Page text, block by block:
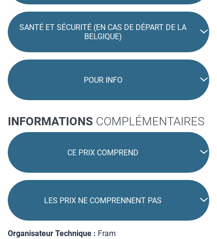
SANTÉ ET SÉCURITÉ (EN CAS DE DÉPART DE LA
BELGIQUE)
POUR INFO
INFORMATIONS COMPLÉMENTAIRES
CE PRIX COMPREND
LES PRIX NE COMPRENNENT PAS
Organisateur Technique : Fram